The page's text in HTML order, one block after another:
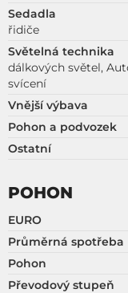
Sedadla
řidiče
Světelná technika
dálkových světel,
svícení
Vnější výbava
Pohon a podvozek
Ostatní
POHON
EURO
Průměrná spotřeba
Pohon
Převodový stupeň